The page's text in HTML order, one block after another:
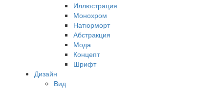
Иллюстрация
Монохром
Натюрморт
Абстракция
Мода
Концепт
Шрифт
Дизайн
Вид